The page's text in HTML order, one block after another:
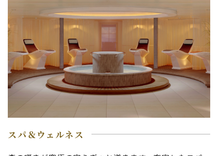
スパ＆ウェルネス